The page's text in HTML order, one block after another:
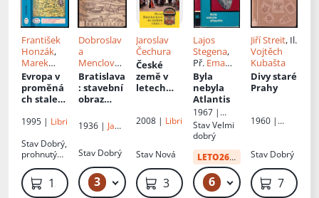
František
Honzák,
Marek
Pečenka,
Jitka
Vlčková
Evropa v
proměná
ch staletí
hesel a
475
mapek
území, 80
erbů a
vedut;
1995 | Libri
Stav Dobrý,
prohnutý
139 Kč
Dobroslav
a
Menclová,
Václav
Mencl
Bratislava
: stavební
obraz
hradu
1936 | Jan
Stav Dobrý
3 649 Kč – 1 149 Kč
Jaroslav
Čechura
České
země v
letech
Habsburk
trůně I - I
2008 | Libri
Stav Nová
359 Kč
Lajos
Stegena,
Př. Ema
Rozgonyio
vá
Byla
nebyla
Atlantis
1967 |
Mladá
fronta
StavVelmi
dobrý
LETO26od: 34 Kč
6 49 Kč – 199 Kč
Jiří Streit, Il.
Vojtěch
Kubašta
Divy staré
Prahy
1960 |
Stav Dobrý
79 Kč